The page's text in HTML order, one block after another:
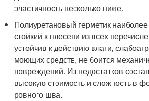
эластичность несколько ниже.
Полиуретановый герметик
стойкий к плесени из всех
устойчив к действию влаги,
моющих средств, не боится
повреждений. Из недостатков
высокую стоимость и сложность в
ровного шва.